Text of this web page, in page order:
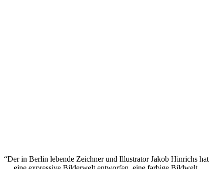
“Der in Berlin lebende Zeichner und Illustrator Jakob Hinrichs hat